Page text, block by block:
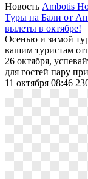
Новость Ambotis
Туры на Бали от
вылеты в октябре!
Осенью и зимой
вашим туристам
26 октября,
для гостей пару
11 октября 08:46